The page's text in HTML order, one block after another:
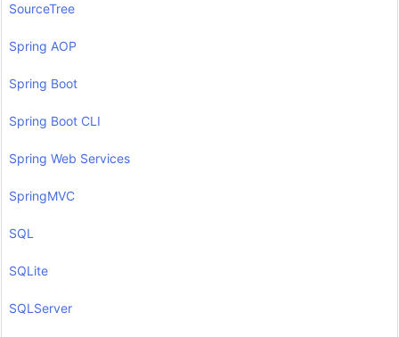
SourceTree
Spring AOP
Spring Boot
Spring Boot CLI
Spring Web Services
SpringMVC
SQL
SQLite
SQLServer